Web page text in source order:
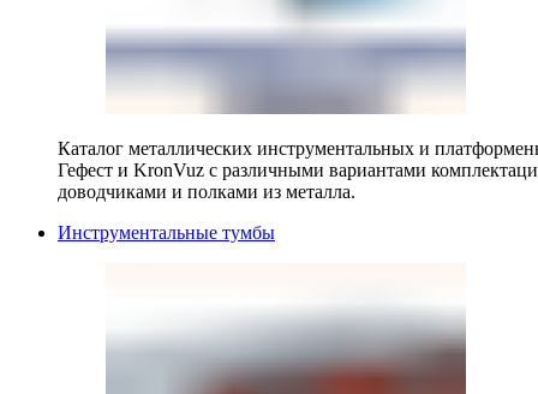
Каталог металлических инструментальных и
Гефест и KronVuz с различными вариантами
доводчиками и полками из металла.
Инструментальные тумбы